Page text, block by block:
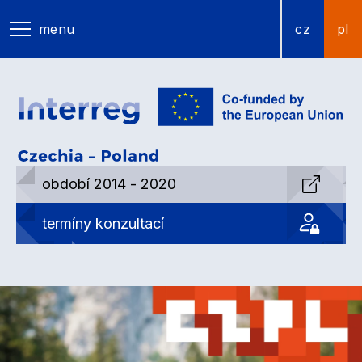
menu cz pl
období 2014 - 2020
termíny konzultací